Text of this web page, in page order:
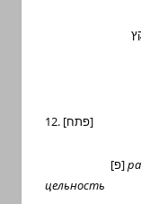
12. [פתח]
[פ]
цельность